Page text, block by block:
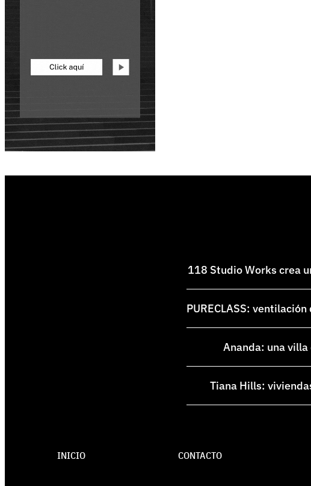
118 Studio Works crea
PURECLASS:
Ananda: una
Tiana Hills:
INICIO CONTACTO